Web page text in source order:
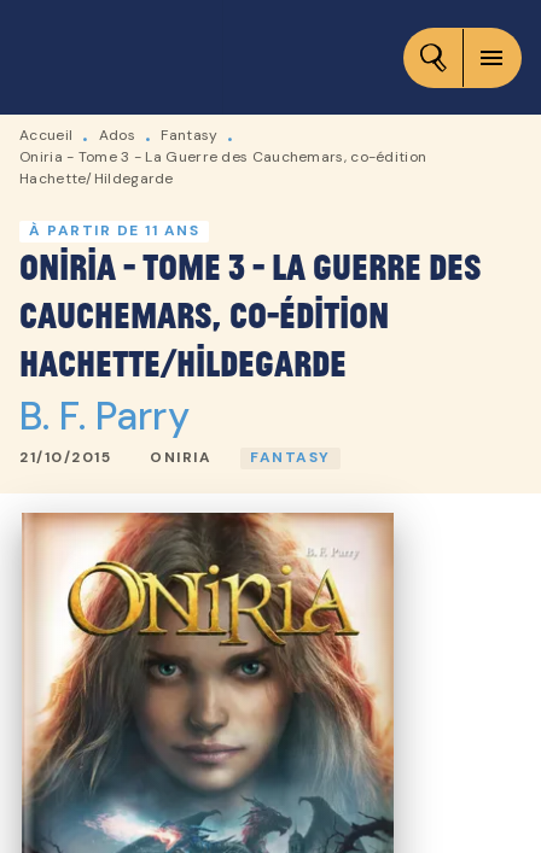
CONTENU
menu
Accueil • Ados • Fantasy •
Oniria - Tome 3 - La Guerre des Cauchemars, co-édition
Hachette/Hildegarde
À PARTIR DE 11 ANS
Oniria - Tome 3 - La Guerre des
Cauchemars, co-édition
Hachette/Hildegarde
B. F. Parry
21/10/2015 ONIRIA FANTASY